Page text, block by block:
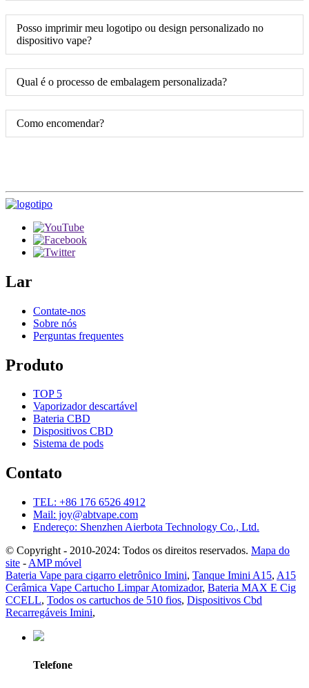
Posso imprimir meu logotipo ou design personalizado no
dispositivo vape?
Qual é o processo de embalagem personalizada?
Como encomendar?
Lar
Contate-nos
Sobre nós
Perguntas frequentes
Produto
TOP 5
Vaporizador descartável
Bateria CBD
Dispositivos CBD
Sistema de pods
Contato
TEL: +86 176 6526 4912
Mail: joy@abtvape.com
Endereço: Shenzhen Aierbota Technology Co., Ltd.
© Copyright - 2010-2024: Todos os direitos reservados. Mapa do
site - AMP móvel
Bateria Vape para cigarro eletrônico Imini, Tanque Imini A15, A15
Cerâmica Vape Cartucho Limpar Atomizador, Bateria MAX E Cig
CCELL, Todos os cartuchos de 510 fios, Dispositivos Cbd
Recarregáveis ​​Imini,
Telefone